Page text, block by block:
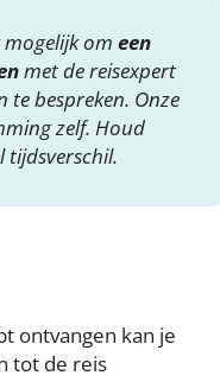
mogelijk om een
met de reisexpert
te bespreken. Onze
zelf. Houd
tijdsverschil.
ontvangen kan je
tot de reis